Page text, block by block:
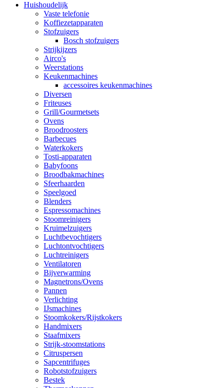
Huishoudelijk
Vaste telefonie
Koffiezetapparaten
Stofzuigers
Bosch stofzuigers
Strijkijzers
Airco's
Weerstations
Keukenmachines
accessoires keukenmachines
Diversen
Friteuses
Grill/Gourmetsets
Ovens
Broodroosters
Barbecues
Waterkokers
Tosti-apparaten
Babyfoons
Broodbakmachines
Sfeerhaarden
Speelgoed
Blenders
Espressomachines
Stoomreinigers
Kruimelzuigers
Luchtbevochtigers
Luchtontvochtigers
Luchtreinigers
Ventilatoren
Bijverwarming
Magnetrons/Ovens
Pannen
Verlichting
IJsmachines
Stoomkokers/Rijstkokers
Handmixers
Staafmixers
Strijk-stoomstations
Citruspersen
Sapcentrifuges
Robotstofzuigers
Bestek